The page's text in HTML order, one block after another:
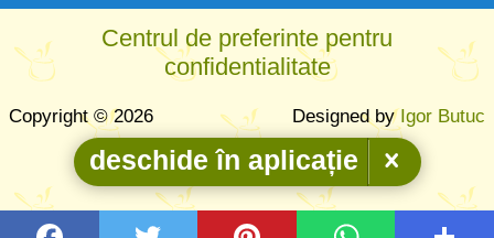
Centrul de preferinte pentru
confidentialitate
Copyright © 2026 Designed byIgor Butuc
deschide în aplicație